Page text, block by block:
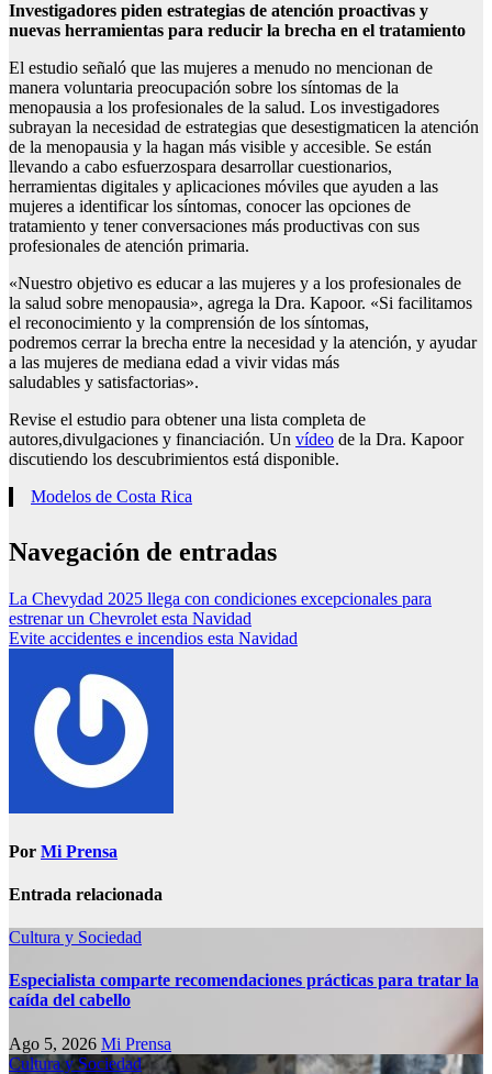
Investigadores piden estrategias de atención proactivas y
nuevas herramientas para reducir la brecha en el tratamiento
El estudio señaló que las mujeres a menudo no mencionan de
manera voluntaria preocupación sobre los síntomas de la
menopausia a los profesionales de la salud. Los investigadores
subrayan la necesidad de estrategias que desestigmaticen la atención
de la menopausia y la hagan más visible y accesible. Se están
llevando a cabo esfuerzospara desarrollar cuestionarios,
herramientas digitales y aplicaciones móviles que ayuden a las
mujeres a identificar los síntomas, conocer las opciones de
tratamiento y tener conversaciones más productivas con sus
profesionales de atención primaria.
«Nuestro objetivo es educar a las mujeres y a los profesionales de
la salud sobre menopausia», agrega la Dra. Kapoor. «Si facilitamos
el reconocimiento y la comprensión de los síntomas,
podremos cerrar la brecha entre la necesidad y la atención, y ayudar
a las mujeres de mediana edad a vivir vidas más
saludables y satisfactorias».
Revise el estudio para obtener una lista completa de
autores,divulgaciones y financiación. Un vídeo de la Dra. Kapoor
discutiendo los descubrimientos está disponible.
Modelos de Costa Rica
Navegación de entradas
La Chevydad 2025 llega con condiciones excepcionales para
estrenar un Chevrolet esta Navidad
Evite accidentes e incendios esta Navidad
Por Mi Prensa
Entrada relacionada
Cultura y Sociedad
Especialista comparte recomendaciones prácticas para tratar la
caída del cabello
Ago 5, 2026 Mi Prensa
Cultura y Sociedad